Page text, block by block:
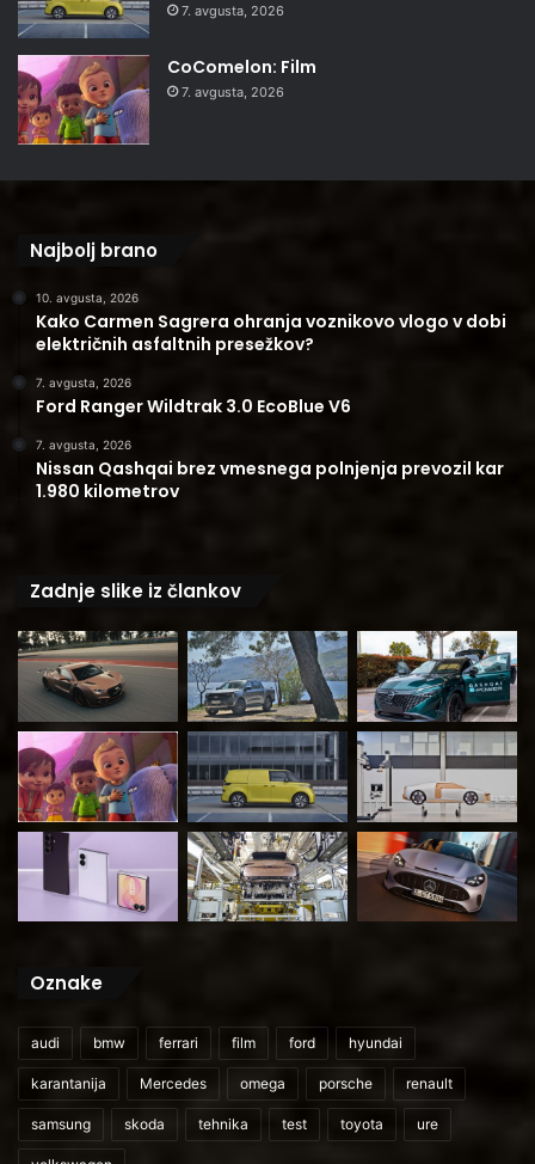
7. avgusta, 2026
CoComelon: Film
7. avgusta, 2026
Najbolj brano
10. avgusta, 2026
Kako Carmen Sagrera ohranja voznikovo vlogo v dobi
električnih asfaltnih presežkov?
7. avgusta, 2026
Ford Ranger Wildtrak 3.0 EcoBlue V6
7. avgusta, 2026
Nissan Qashqai brez vmesnega polnjenja prevozil kar
1.980 kilometrov
Zadnje slike iz člankov
Oznake
audi bmw ferrari film ford hyundai
karantanija Mercedes omega porsche renault
samsung skoda tehnika test toyota ure